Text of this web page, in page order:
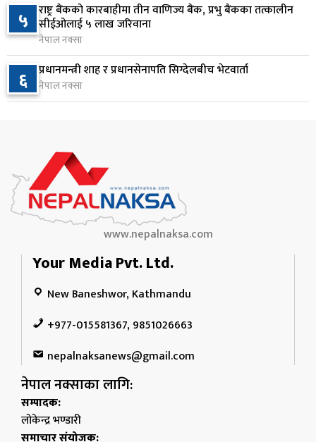
९
आज बस्ने भनिएको राष्ट्रिय सभाको बैठक बुधबारका लागि
सर्‍यो
१०
वीरगञ्जमा ट्यांकरको सिल खोलेर तेल निकाल्ने सात जना
रंगेहात पक्राउ
५ राष्ट्र बैंकको कारबाहीमा तीन वाणिज्य बैंक, प्रभु बैंकका तत्कालीन
सीईओलाई ५ लाख जरिवाना
नेपाल नक्सा
६ प्रधानमन्त्री शाह र प्रधानसेनापति सिग्देलबीच भेटवार्ता
नेपाल नक्सा
www.nepalnaksa.com
Your Media Pvt. Ltd.
New Baneshwor, Kathmandu
+977-015581367, 9851026663
nepalnaksanews@gmail.com
नेपाल नक्साका लागि:
सम्पादक:
लोकेन्द्र भण्डारी
समाचार संयोजक: